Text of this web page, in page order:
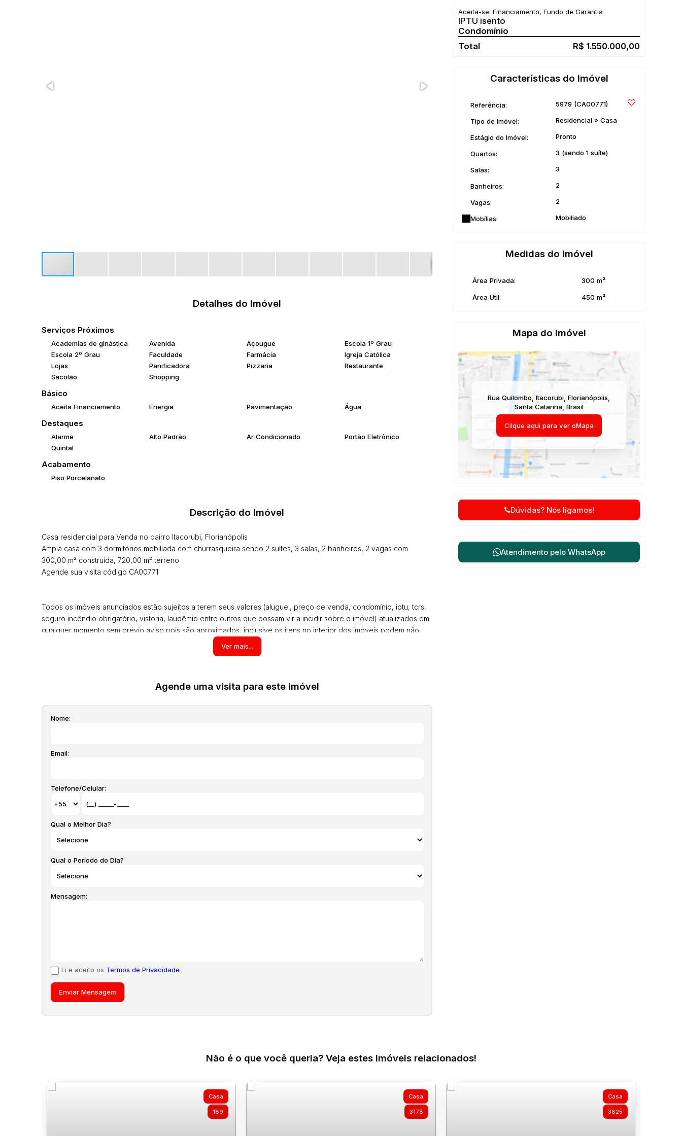
Detalhes do Imóvel
Serviços Próximos
Academias de ginástica Avenida Açougue
Escola 1º Grau
Escola 2º Grau
Faculdade Farmácia
Igreja Católica
Lojas
Panificadora Pizzaria
Restaurante
Sacolão
Shopping
Básico
Aceita Financiamento Energia Pavimentação Água
Destaques
Alarme Alto Padrão Ar Condicionado
Portão Eletrônico
Quintal
Acabamento
Piso Porcelanato
Descrição do Imóvel
Casa residencial para Venda no bairro Itacorubi, Florianópolis
Ampla casa com 3 dormitórios mobiliada com churrasqueira sendo 2 suítes, 3 salas, 2 banheiros, 2 vagas com
300,00 m² construída, 720,00 m² terreno
Agende sua visita código CA00771
Todos os imóveis anunciados estão sujeitos a terem seus valores (aluguel, preço de venda, condomínio, iptu, tcrs,
seguro incêndio obrigatório, vistoria, laudêmio entre outros que possam vir a incidir sobre o imóvel) atualizados em
qualquer momento sem prévio aviso pois são aproximados, inclusive os itens no interior dos imóveis podem não
estarem mais com alguns moveis que aparecem nas fotos, estas informações são de responsabilidade do
proprietário e poderão ser alteradas a qualquer momento. Solicite o valor atualizado.
Ver mais...
Agende uma visita para este imóvel
Nome:
Email:
Telefone/Celular:
Qual o Melhor Dia?
Qual o Período do Dia?
Mensagem:
Li e aceito os Termos de Privacidade
R$ 1.550.000,00
Aceita-se: Financiamento, Fundo de Garantia
IPTU isento
Características do Imóvel
Referência: 5979 (CA00771)
Tipo de Imóvel: Residencial » Casa
Estágio do Imóvel: Pronto
Quartos: 3 (sendo 1 suíte)
Salas: 3
Banheiros: 2
Vagas: 2
Mobílias: Mobiliado
Medidas do Imóvel
Área Privada: 300 m²
Área Útil: 450 m²
Mapa do Imóvel
Rua Quilombo ,Itacorubi ,Florianópolis
Santa Catarina, Brasil
Clique aqui para ver oMapa
Dúvidas? Nós ligamos!
Atendimento pelo WhatsApp
Não é o que você queria? Veja estes imóveis relacionados!
Casa
189
Casa
3178
Casa
3825